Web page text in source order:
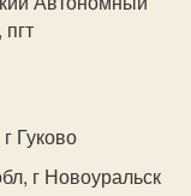
Гуково
г Новоуральск